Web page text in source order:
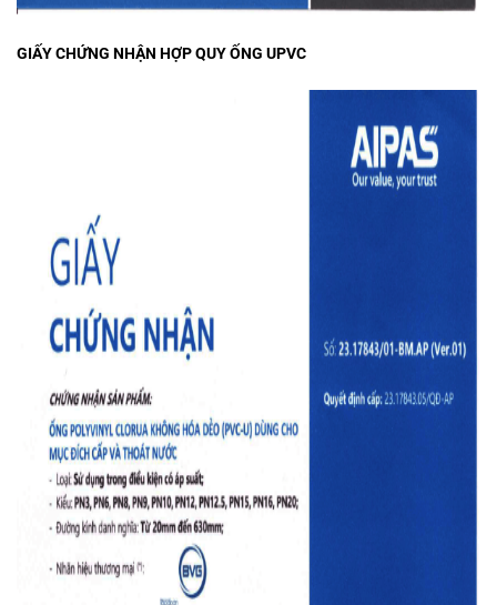
GIẤY CHỨNG NHẬN HỢP QUY ỐNG UPVC